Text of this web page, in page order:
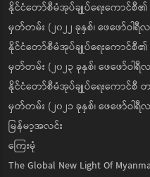
နိုင်ငံတော်စီမံအုပ်ချုပ်ရေးကောင်စီ
မှတ်တမ်း (၂၀၂၂ ခုနှစ်၊ ဖေဖော်ဝါရီ
နိုင်ငံတော်စီမံအုပ်ချုပ်ရေးကောင်စီ
မှတ်တမ်း (၂၀၂၃ ခုနှစ်၊ ဖေဖော်ဝါရီ
နိုင်ငံတော်စီမံအုပ်ချုပ်ရေးကော
မှတ်တမ်း (၂၀၂၁ ခုနှစ်၊ ဖေဖော်ဝါ
မြန်မာ့အလင်း
ကြေးမုံ
The Global New Light Of